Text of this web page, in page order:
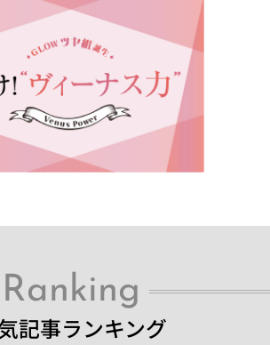
Ranking
記事ランキング